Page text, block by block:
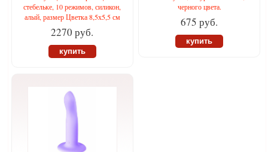
стебельке, 10 режимов, силикон,
алый, размер Цветка 8,5х5,5 см
2270 руб.
купить
черного цвета.
675 руб.
купить